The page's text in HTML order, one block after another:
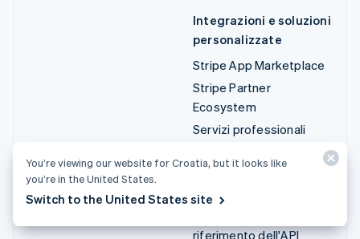
Integrazioni e soluzioni
personalizzate
Stripe App Marketplace
Stripe Partner
Ecosystem
Servizi professionali
Sviluppatori
Documentazione
riferimento dell'API
You’re viewing our website for Croatia, but it looks like
you’re in the United States.
Switch to the United States site